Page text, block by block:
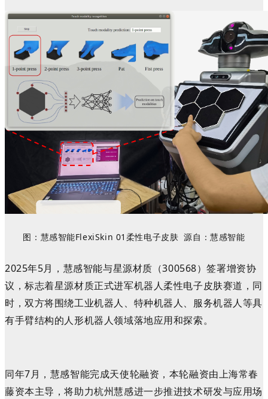
图： 慧感智能FlexiSkin 01柔性电子皮肤 源自：慧感智能
2025年5月，慧感智能与星源材质 （300568）签署增资协
议 ，标志着星源材质正式进军机器人柔性电子皮肤赛道， 同
时，双方将围绕工业机器人、特种机器人、服务机器人等具
有手臂结构的人形机器人领域落地应用和探索。
同年7月， 慧感智能完成天使轮融资，本轮融资由上海常春
藤资本主导，将助力杭州慧感进一步推进技术研发与应用场